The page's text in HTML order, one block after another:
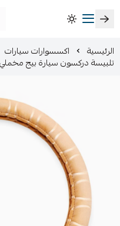
الرئيسية اكسسوارات سيارات
تلبيسة دركسون سيارة بيج